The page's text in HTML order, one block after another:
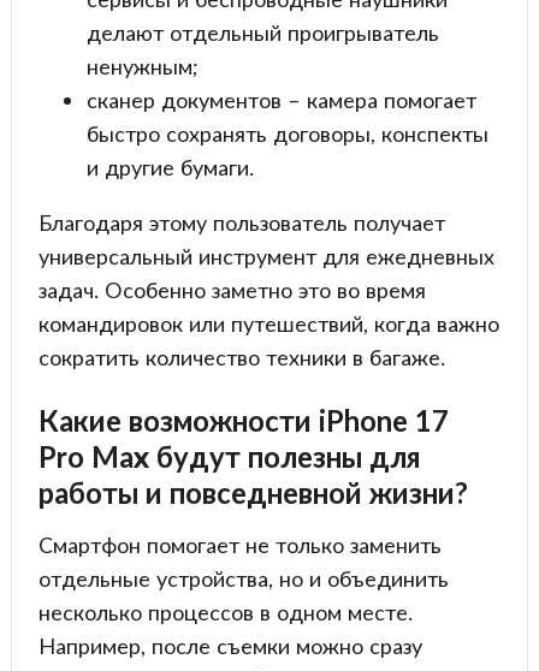
делают отдельный проигрыватель
ненужным;
сканер документов – камера помогает
быстро сохранять договоры, конспекты
и другие бумаги.
Благодаря этому пользователь получает
универсальный инструмент для ежедневных
задач. Особенно заметно это во время
командировок или путешествий, когда важно
сократить количество техники в багаже.
Какие возможности iPhone 17
Pro Max будут полезны для
работы и повседневной жизни?
Смартфон помогает не только заменить
отдельные устройства, но и объединить
несколько процессов в одном месте.
Например, после съемки можно сразу